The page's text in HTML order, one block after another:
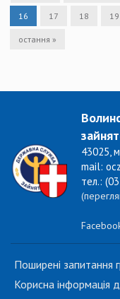
16 17 18 19
остання »
43025,
mail:
тел.:
Поширені запитання
Корисна інформація